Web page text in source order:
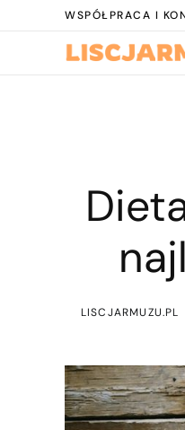
WSPÓŁPRACA I
LISCJARMUZU.PL